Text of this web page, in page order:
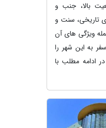
بالا، جنب و
تاریخی، سنت و
ویژگی های آن
به این شهر را
ادامه مطلب با